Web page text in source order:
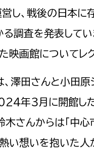
市議会
理者
営し、戦後の日本
る調査を発表してい
画館についてレ
、澤田さんと小田
年３月に開館し
鈴木さんからは「中
熱い想いを抱いた人